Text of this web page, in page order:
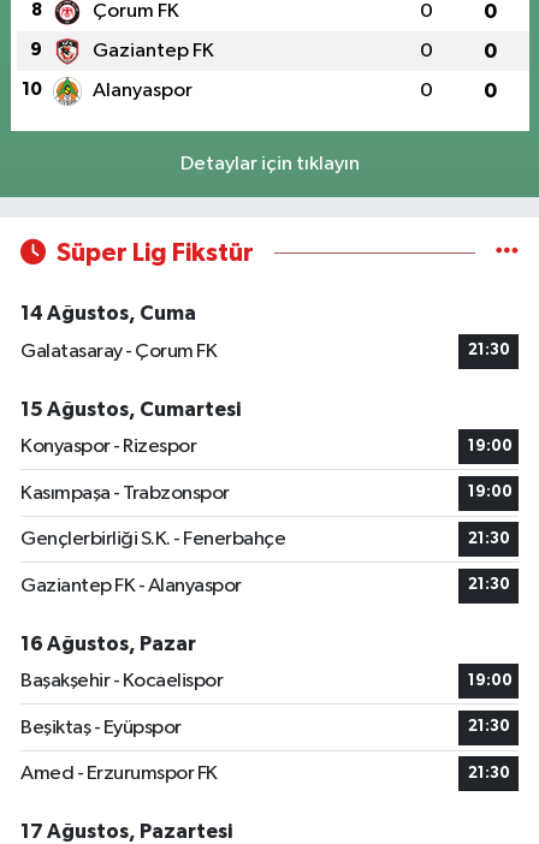
8 Çorum FK 0 0
9 Gaziantep FK 0 0
10 Alanyaspor 0 0
Detaylar için tıklayın
Süper Lig Fikstür
14 Ağustos, Cuma
Galatasaray - Çorum FK
21:30
15 Ağustos, Cumartesi
Konyaspor - Rizespor
19:00
Kasımpaşa - Trabzonspor 19:00
Gençlerbirliği S.K. - Fenerbahçe 21:30
Gaziantep FK - Alanyaspor 21:30
16 Ağustos, Pazar
Başakşehir - Kocaelispor
19:00
Beşiktaş - Eyüpspor 21:30
Amed - Erzurumspor FK 21:30
17 Ağustos, Pazartesi